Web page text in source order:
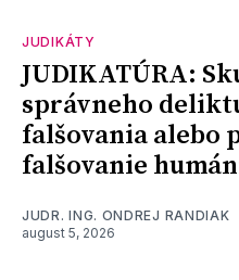
JUDIKÁTY
JUDIKATÚRA:
správneho
falšovania alebo
falšovanie
JUDR. ING. ONDREJ RANDIAK
august 5, 2026